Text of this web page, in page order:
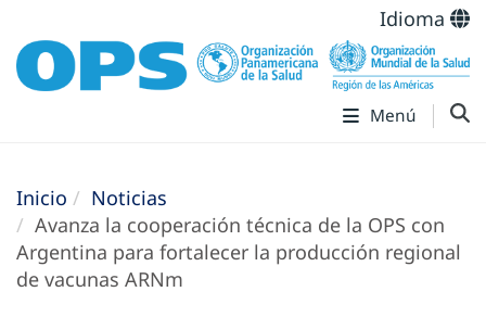
Idioma
Menú
Inicio
Noticias
Avanza la cooperación técnica de la OPS con
Argentina para fortalecer la producción regional
de vacunas ARNm